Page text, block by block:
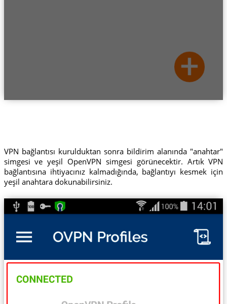
VPN bağlantısı kurulduktan sonra bildirim alanında "anahtar"
simgesi ve yeşil OpenVPN simgesi görünecektir. Artık VPN
bağlantısına ihtiyacınız kalmadığında, bağlantıyı kesmek için
yeşil anahtara dokunabilirsiniz.